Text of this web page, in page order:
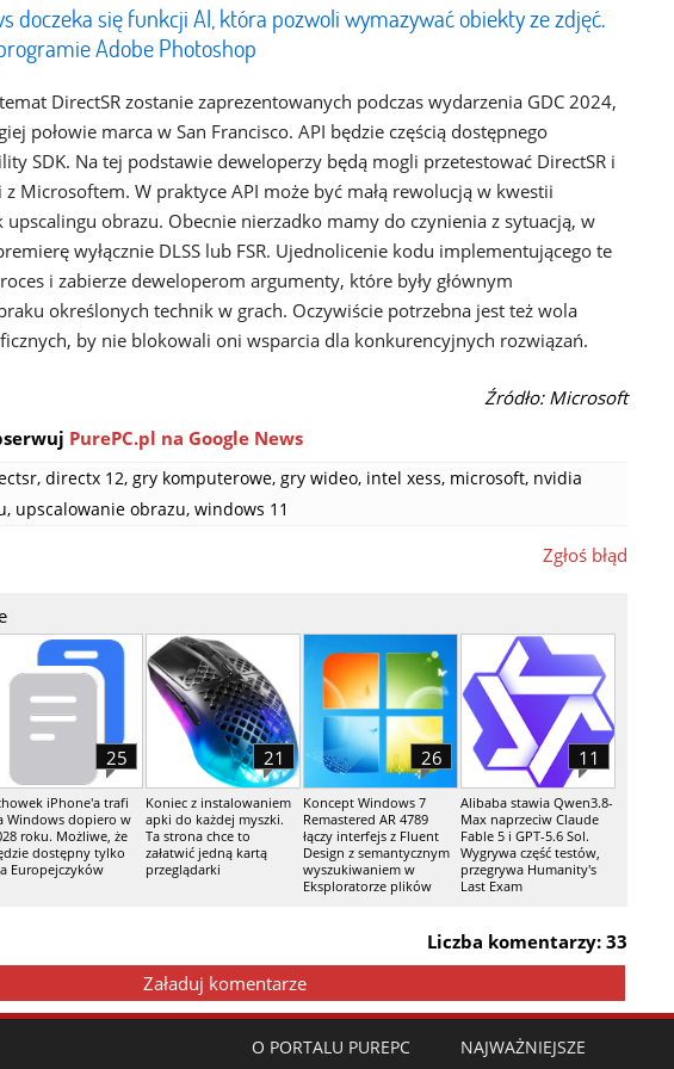
doczeka się funkcji AI, która pozwoli wymazywać obiekty ze zdjęć.
Adobe Photoshop
DirectSR zostanie zaprezentowanych podczas wydarzenia GDC 2024,
połowie marca w San Francisco. API będzie częścią dostępnego
SDK. Na tej podstawie deweloperzy będą mogli przetestować DirectSR i
Microsoftem. W praktyce API może być małą rewolucją w kwestii
obrazu. Obecnie nierzadko mamy do czynienia z sytuacją, w
wyłącznie DLSS lub FSR. Ujednolicenie kodu implementującego te
i zabierze deweloperom argumenty, które były głównym
określonych technik w grach. Oczywiście potrzebna jest też wola
by nie blokowali oni wsparcia dla konkurencyjnych rozwiązań.
Źródło: Microsoft
PurePC.pl na Google News
, directx 12, gry komputerowe, gry wideo, intel xess, microsoft, nvidia
, upscalowanie obrazu, windows 11
Zgłoś błąd
iPhone'a trafi
Windows dopiero w
roku. Możliwe, że
dostępny tylko
Europejczyków
25
Koniec z instalowaniem
apki do każdej myszki.
Ta strona chce to
załatwić jedną kartą
przeglądarki
21
Koncept Windows 7
Remastered AR 4789
łączy interfejs z Fluent
Design z semantycznym
wyszukiwaniem w
Eksploratorze plików
26
Alibaba stawia Qwen3.8-
Max naprzeciw Claude
Fable 5 i GPT-5.6 Sol.
Wygrywa część testów,
przegrywa Humanity's
Last Exam
11
Liczba komentarzy: 33
Załaduj komentarze
O PORTALU PUREPC NAJWAŻNIEJSZE